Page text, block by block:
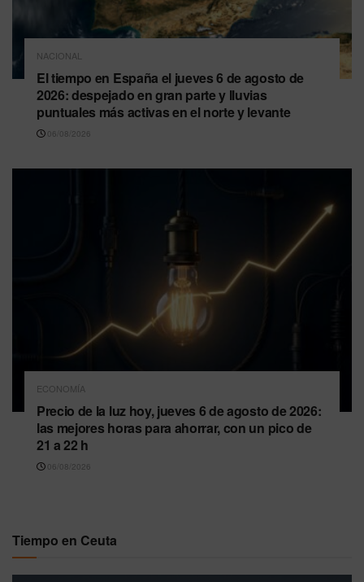
NACIONAL
El tiempo en España el jueves 6 de agosto de
2026: despejado en gran parte y lluvias
puntuales más activas en el norte y levante
06/08/2026
ECONOMÍA
Precio de la luz hoy, jueves 6 de agosto de 2026:
las mejores horas para ahorrar, con un pico de
21 a 22 h
06/08/2026
Tiempo en Ceuta